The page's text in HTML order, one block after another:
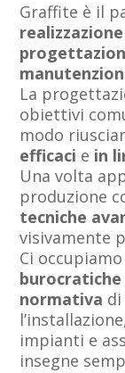
Graffite è il
La
obiettivi
modo
efficaci e in
Una volta
produzione
tecniche
visivamente
Ci
burocratiche
normativa
impianti e
insegne